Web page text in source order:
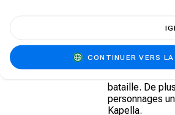
À quoi
Vous vous
notamment
bataille. De
personnages
Kapella.
CONTINUER VERS